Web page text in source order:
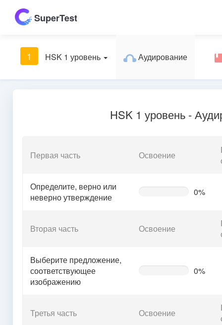
SuperTest
1 HSK 1 уровень Аудирование
HSK 1 уровень -
Первая часть Освоение
Определите, верно или
неверно утверждение
0%
Вторая часть Освоение
Выберите предложение,
соответствующее
изображению
0%
Третья часть Освоение